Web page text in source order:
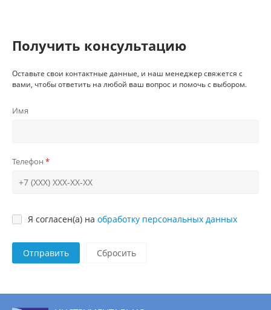
Получить консультацию
Оставьте свои контактные данные, и наш менеджер свяжется с
вами, чтобы ответить на любой ваш вопрос и помочь с выбором.
Имя
Телефон
Я согласен(а) на обработку персональных данных
Отправить